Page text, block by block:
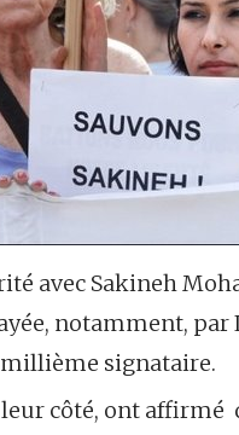
avec Sakineh
notamment,
millième signataire.
côté, ont affirmé